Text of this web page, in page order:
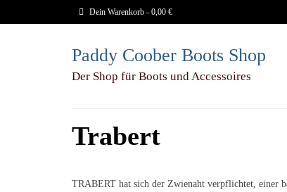
Dein Warenkorb - 0,00 €
Paddy Coober Boots Shop
Der Shop für Boots und Accessoires
Trabert
TRABERT hat sich der Zwienaht verpflichtet, einer